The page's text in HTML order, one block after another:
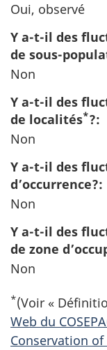
Oui, observé
Y a-t-il des
de sous-
Non
Y a-t-il des
de localités*?:
Non
Y a-t-il des
d’occurrence?:
Non
Y a-t-il des
de zone
Non
*(Voir «
Web du
Conservation